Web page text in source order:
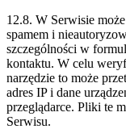
12.8. W Serwisie
spamem i
szczególności w
kontaktu. W celu
narzędzie to może
adres IP i dane
przeglądarce. Pliki te
Serwisu.